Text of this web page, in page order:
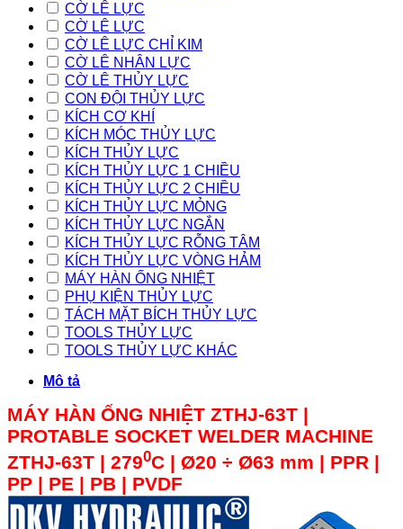
CỜ LÊ LỰC
CỜ LÊ LỰC
CỜ LÊ LỰC CHỈ KIM
CỜ LÊ NHÂN LỰC
CỜ LÊ THỦY LỰC
CON ĐỘI THỦY LỰC
KÍCH CƠ KHÍ
KÍCH MÓC THỦY LỰC
KÍCH THỦY LỰC
KÍCH THỦY LỰC 1 CHIỀU
KÍCH THỦY LỰC 2 CHIỀU
KÍCH THỦY LỰC MỎNG
KÍCH THỦY LỰC NGẮN
KÍCH THỦY LỰC RỖNG TÂM
KÍCH THỦY LỰC VÒNG HẢM
MÁY HÀN ỐNG NHIỆT
PHỤ KIỆN THỦY LỰC
TÁCH MẶT BÍCH THỦY LỰC
TOOLS THỦY LỰC
TOOLS THỦY LỰC KHÁC
Mô tả
MÁY HÀN ỐNG NHIỆT ZTHJ-63T |
PROTABLE SOCKET WELDER MACHINE
ZTHJ-63T | 2790C | Ø20 ÷ Ø63 mm | PPR |
PP | PE | PB | PVDF